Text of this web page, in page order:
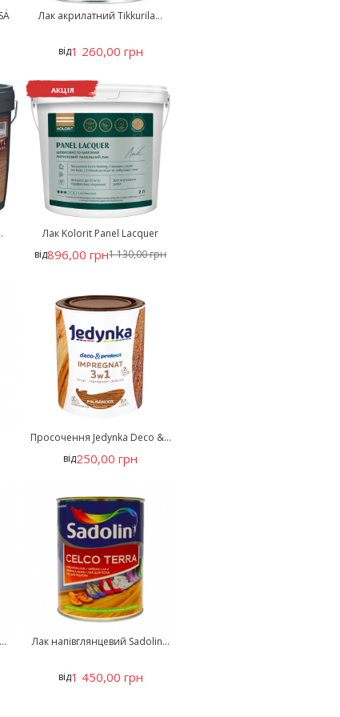
Лак акрилатний Tikkurila...
від1 260,00 грн
АКЦІЯ
Лак Kolorit Panel Lacquer
від896,00 грн1 130,00 грн
Просочення Jedynka Deco &...
від250,00 грн
Лак напівглянцевий Sadolin...
від1 450,00 грн